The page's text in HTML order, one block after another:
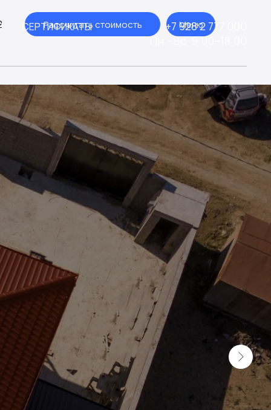
Рассчитать стоимость Меню
СЕРТИФИКАТЫ
+7 928 2 777 000
Пн.–Вс. 9:00–18:00